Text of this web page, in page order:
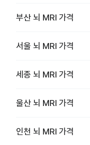
부산 뇌 MRI 가격
서울 뇌 MRI 가격
세종 뇌 MRI 가격
울산 뇌 MRI 가격
인천 뇌 MRI 가격